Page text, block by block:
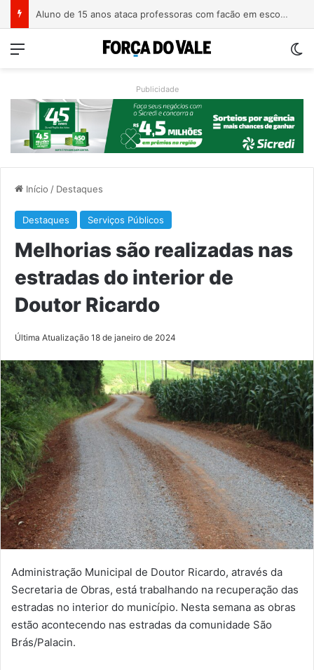
Homem é preso com revólver de numeração raspada em Teutônia
Menu
Publicidade
Início / Destaques
Destaques Serviços Públicos
Melhorias são realizadas nas
estradas do interior de
Doutor Ricardo
Última Atualização 18 de janeiro de 2024
Administração Municipal de Doutor Ricardo, através da
Secretaria de Obras, está trabalhando na recuperação das
estradas no interior do município. Nesta semana as obras
estão acontecendo nas estradas da comunidade São
Brás/Palacin.